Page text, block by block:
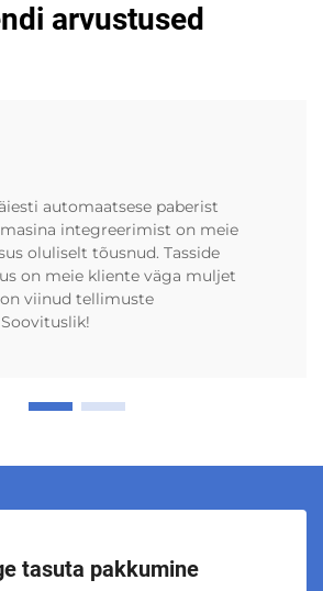
arvustused
automaatsese paberist
integreerimist on meie
oluliselt tõusnud. Tasside
on meie kliente väga muljet
viinud tellimuste
tasuta pakkumine